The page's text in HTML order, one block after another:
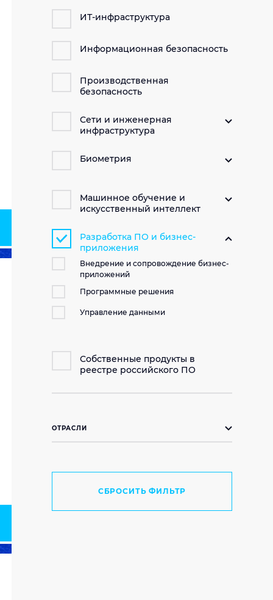
ИТ-инфраструктура
Информационная безопасность
Производственная
безопасность
Сети и инженерная
инфраструктура
Биометрия
Машинное обучение и
искусственный интеллект
Разработка ПО и бизнес-
приложения
Внедрение и сопровождение бизнес-
приложений
Программные решения
Управление данными
Собственные продукты в
реестре российского ПО
ОТРАСЛИ
Ритейл
СБРОСИТЬ ФИЛЬТР